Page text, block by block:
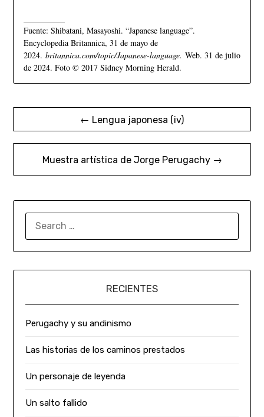
Fuente: Shibatani, Masayoshi. “Japanese language”.
Encyclopedia Britannica, 31 de mayo de
2024. britannica.com/topic/Japanese-language. Web. 31 de julio
de 2024. Foto © 2017 Sidney Morning Herald.
← Lengua japonesa (iv)
Muestra artística de Jorge Perugachy →
RECIENTES
Perugachy y su andinismo
Las historias de los caminos prestados
Un personaje de leyenda
Un salto fallido